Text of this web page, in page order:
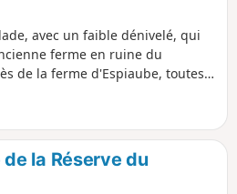
avec un faible dénivelé, qui
ferme en ruine du
de la ferme d'Espiaube, toutes
du hameau de Rieulhès,
la Forêt de Très-Croutz.
la Réserve du